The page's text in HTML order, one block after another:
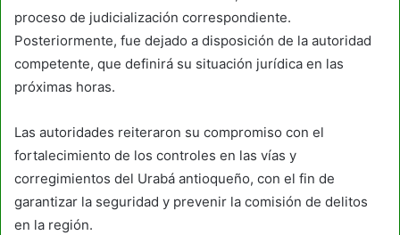
proceso de judicialización correspondiente.
Posteriormente, fue dejado a disposición de la autoridad
competente, que definirá su situación jurídica en las
próximas horas.
Las autoridades reiteraron su compromiso con el
fortalecimiento de los controles en las vías y
corregimientos del Urabá antioqueño, con el fin de
garantizar la seguridad y prevenir la comisión de delitos
en la región.